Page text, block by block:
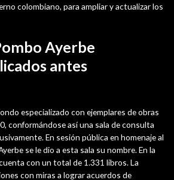
colombiano, para ampliar y actualizar los
Ayerbe
antes
especializado con ejemplares de obras
conformándose así una sala de consulta
En sesión pública en homenaje al
se le dio a esta sala su nombre. En la
con un total de 1.331 libros. La
con miras a lograr acuerdos de